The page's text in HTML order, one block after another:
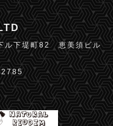
ル下堤町82 恵美須ビル